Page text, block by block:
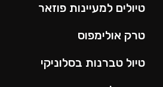
טיולים למעיינות פוזאר
טרק אולימפוס
טיול טברנות בסלוניקי